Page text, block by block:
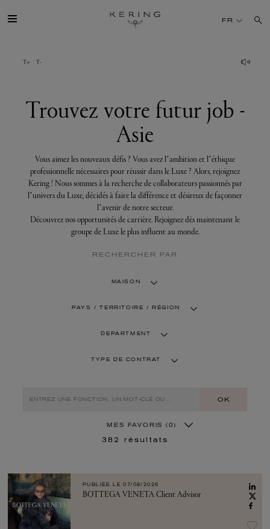
votre
futur
TALENT
DÉV. DURABLE
FINANCE
PRESSE
FR
Trouvez votre futur job -
Asie
Vous aimez les nouveaux défis ? Vous avez l’ambition et l’éthique
professionnelle nécessaires pour réussir dans le Luxe ? Alors, rejoignez
Kering ! Nous sommes à la recherche de collaborateurs passionnés par
l’univers du Luxe, décidés à faire la différence et désireux de façonner
l’avenir de notre secteur.
Découvrez nos opportunités de carrière. Rejoignez dès maintenant le
groupe de Luxe le plus influent au monde.
RECHERCHER PAR
MAISON
PAYS / TERRITOIRE / RÉGION
DEPARTMENT
TYPE DE CONTRAT
OK
MES FAVORIS (0)
382 résultats
PUBLIÉE LE 07/08/2026
BOTTEGA VENETA Client Advisor